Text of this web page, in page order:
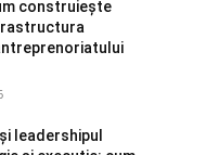
construiește
leadershipul